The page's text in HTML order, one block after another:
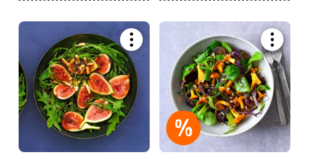
Bookmark
recipe
or
add
it
to
your
collections.
recipe
or
add
to
your